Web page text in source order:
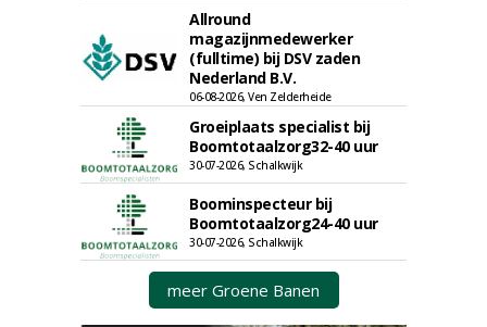
Allround
magazijnmedewerker
(fulltime) bij DSV zaden
Nederland B.V.
06-08-2026, Ven Zelderheide
Groeiplaats specialist bij
Boomtotaalzorg32-40 uur
30-07-2026, Schalkwijk
Boominspecteur bij
Boomtotaalzorg24-40 uur
30-07-2026, Schalkwijk
meer Groene Banen